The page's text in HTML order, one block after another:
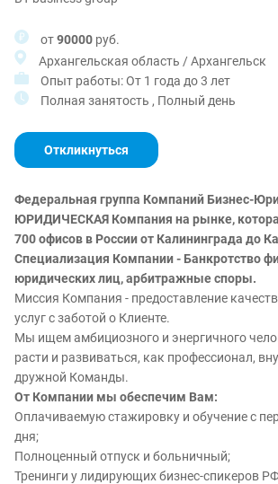
от90000 руб.
Архангельская область / Архангельск
Опыт работы: От 1 года до 3 лет
Полная занятость , Полный день
Откликнуться
Федеральная группа Компаний Бизнес-
ЮРИДИЧЕСКАЯ Компания на рынке,
700 офисов в России от Калининграда до
Специализация Компании - Банкротство
юридических лиц, арбитражные споры.
Миссия Компания - предоставление
услуг с заботой о Клиенте.
Мы ищем амбициозного и энергичного
расти и развиваться, как профессионал,
дружной Команды.
От Компании мы обеспечим Вам:
Оплачиваемую стажировку и обучение с
дня;
Полноценный отпуск и больничный;
Тренинги у лидирующих бизнес-спикеров